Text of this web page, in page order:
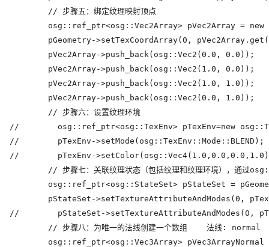
        // 步骤五：绑定纹理映射顶点
osg::ref_ptr<osg::Vec2Array> pVec2Array = new
pGeometry->setTexCoordArray(0,
        pVec2Array->push_back(osg::Vec2(0.0, 0.0));
        pVec2Array->push_back(osg::Vec2(1.0, 0.0));
        pVec2Array->push_back(osg::Vec2(1.0, 1.0));
        pVec2Array->push_back(osg::Vec2(0.0, 1.0));
        // 步骤六：设置纹理环境
//        osg::ref_ptr<osg::TexEnv> pTexEnv=new
//        pTexEnv->setMode(osg::TexEnv::Mode::BLEND);
//        pTexEnv-
// 步骤七：关联纹理状态（包括纹理和纹理环境），通过
osg::ref_ptr<osg::StateSet> pStateSet =
pStateSet->setTextureAttributeAndModes(0,
//        pStateSet->setTextureAttributeAndModes(0,
        // 步骤八：为唯一的法线创建一个数组    法线: normal
osg::ref_ptr<osg::Vec3Array> pVec3ArrayNormal